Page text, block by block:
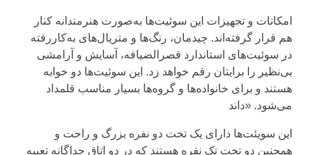
امکانات و تجهیزات این سوئیت‌ها به‌صورت هنرمندانه کنار
هم قرار گرفته‌اند. چیدمان، رنگ‌ها و متریال‌های به‌کاررفته
در سوئیت‌های استاندارد قصرالضیافه، آسایش و آرامشی
بی‌نظیر را برایتان رقم خواهد زد. این سوئیت‌ها دو خوابه
هستند و برای خانواده‌ها و گروه‌ها بسیار مناسب قلمداد
می‌شود. «داند
این سویئت‌ها دارای یک تخت دو نفره بزرگ و راحت و
همچنین دو تخت تک نفره هستند که در دو اتاق جداگانه تعبیه